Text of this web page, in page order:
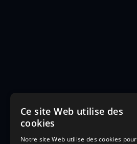
Ce site Web utilise des
cookies
Notre site Web utilise des cookies pour